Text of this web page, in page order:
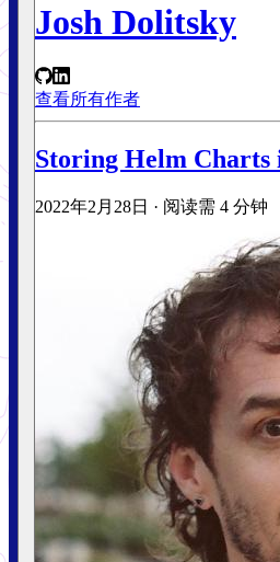
Josh Dolitsky
查看所有作者
Storing Helm Charts
2022年2月28日 · 阅读需 4 分钟